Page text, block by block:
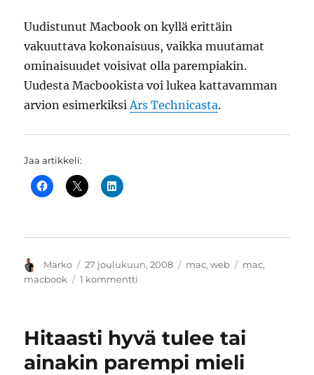
Uudistunut Macbook on kyllä erittäin
vakuuttava kokonaisuus, vaikka muutamat
ominaisuudet voisivat olla parempiakin.
Uudesta Macbookista voi lukea kattavamman
arvion esimerkiksi Ars Technicasta.
Jaa artikkeli:
Kirjoittaja
Marko Julkaistu
27 joulukuun, 2008 Kategoriat
mac,web Avainsanat
mac,
macbook
1 kommentti
iloa
Hitaasti hyvä tulee tai
ainakin parempi mieli